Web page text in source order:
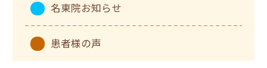
名東院お知らせ
患者様の声